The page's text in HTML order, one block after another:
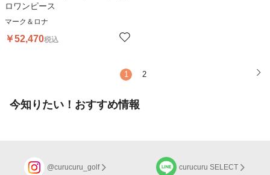
ロワンピース
マーク＆ロナ
￥52,470税込
1 2
今知りたい！おすすめ情報
@curucuru_golf curucuru SELECT